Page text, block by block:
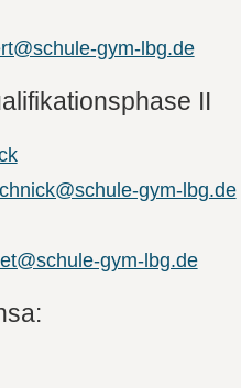
gym-lbg.de
II
gym-lbg.de
gym-lbg.de